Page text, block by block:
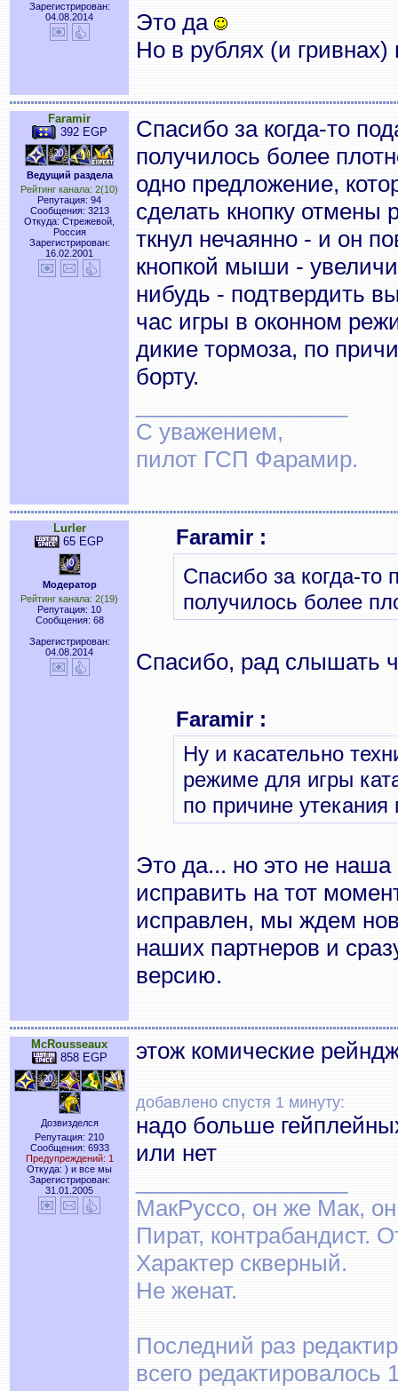
Зарегистрирован:
04.08.2014
Это да
Но в рублях (и
Faramir
392 EGP
Ведущий раздела
Рейтинг канала: 2(10)
Репутация: 94
Сообщения: 3213
Откуда: Стрежевой,
Россия
Зарегистрирован:
16.02.2001
Спасибо за когда-то
получилось более
одно предложение,
сделать кнопку отмены
ткнул нечаянно - и он
кнопкой мыши -
нибудь - подтвердить
час игры в оконном
дикие тормоза, по
борту.
С уважением,
пилот ГСП Фарамир.
Lurler
65 EGP
Модератор
Рейтинг канала: 2(19)
Репутация: 10
Сообщения: 68
Зарегистрирован:
04.08.2014
Faramir :
Спасибо за когда-то
получилось более
Спасибо, рад слышать
Faramir :
Ну и касательно
режиме для игры
по причине
Это да... но это не
исправить на тот
исправлен, мы ждем
наших партнеров и
версию.
McRousseaux
858 EGP
Дозвизделся
Репутация: 210
Сообщения: 6933
Предупреждений: 1
Откуда: ) и все мы
Зарегистрирован:
31.01.2005
этож комические
добавлено спустя 1 минуту:
надо больше
или нет
МакРуссо, он же Мак,
Пират, контрабандист.
Характер скверный.
Не женат.
Последний раз
всего редактировалось